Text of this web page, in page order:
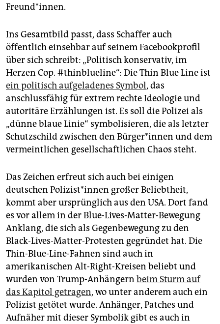
Freund*innen.
Ins Gesamtbild passt, dass Schaffer auch
öffentlich einsehbar auf seinem Facebookprofil
über sich schreibt: „Politisch konservativ, im
Herzen Cop. #thinblueline“: Die Thin Blue Line ist
ein politisch aufgeladenes Symbol, das
anschlussfähig für extrem rechte Ideologie und
autoritäre Erzählungen ist. Es soll die Polizei als
„dünne blaue Linie“ symbolisieren, die als letzter
Schutzschild zwischen den Bür­ge­r*in­nen und dem
vermeintlichen gesellschaftlichen Chaos steht.
Das Zeichen erfreut sich auch bei einigen
deutschen Po­li­zis­t*in­nen großer Beliebtheit,
kommt aber ursprünglich aus den USA. Dort fand
es vor allem in der Blue-Lives-Matter-Bewegung
Anklang, die sich als Gegenbewegung zu den
Black-Lives-Matter-Protesten gegründet hat. Die
Thin-Blue-Line-Fahnen sind auch in
amerikanischen Alt-Right-Kreisen beliebt und
wurden von Trump-Anhängern beim Sturm auf
das Kapitol getragen, wo unter anderem auch ein
Polizist getötet wurde. Anhänger, Patches und
Aufnäher mit dieser Symbolik gibt es auch in